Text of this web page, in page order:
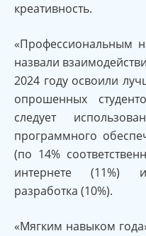
креативность.
«Профессиональным
назвали
2024 году освоили
опрошенных
следует
программного
(по 14%
интернете (11%)
разработка (10%).
«Мягким навыком